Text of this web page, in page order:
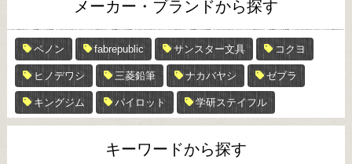
メーカー・ブランドから探す
ペノン fabrepublic サンスター文具 コクヨ
ヒノデワシ 三菱鉛筆 ナカバヤシ ゼブラ
キングジム パイロット 学研ステイフル
キーワードから探す